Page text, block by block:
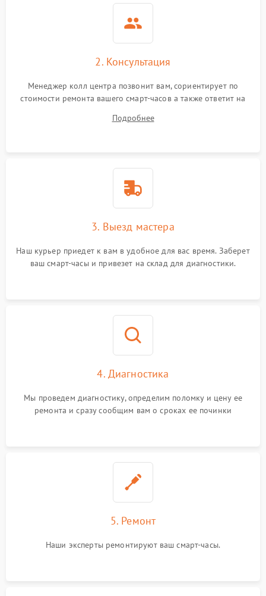
2. Консультация
Менеджер колл центра позвонит вам, сориентирует по
стоимости ремонта вашего смарт-часов а также ответит на
Подробнее
3. Выезд мастера
Наш курьер приедет к вам в удобное для вас время. Заберет
ваш смарт-часы и привезет на склад для диагностики.
4. Диагностика
Мы проведем диагностику, определим поломку и цену ее
ремонта и сразу сообщим вам о сроках ее починки
5. Ремонт
Наши эксперты ремонтируют ваш смарт-часы.